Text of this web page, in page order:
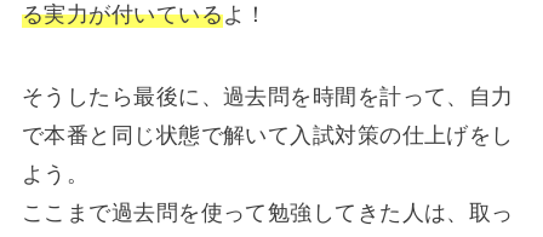
る実力が付いているよ！
そうしたら最後に、過去問を時間を計って、自力
で本番と同じ状態で解いて入試対策の仕上げをし
よう。
ここまで過去問を使って勉強してきた人は、取っ